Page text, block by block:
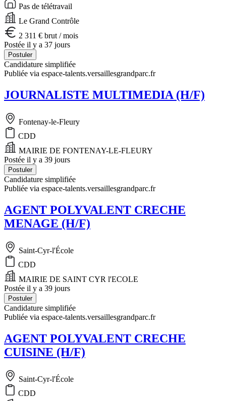
Pas de télétravail
Le Grand Contrôle
2 311 € brut / mois
Postée il y a 37 jours
Postuler
Candidature simplifiée
Publiée via espace-talents.versaillesgrandparc.fr
JOURNALISTE MULTIMEDIA (H/F)
Fontenay-le-Fleury
CDD
MAIRIE DE FONTENAY-LE-FLEURY
Postée il y a 39 jours
Postuler
Candidature simplifiée
Publiée via espace-talents.versaillesgrandparc.fr
AGENT POLYVALENT CRECHE
MENAGE (H/F)
Saint-Cyr-l'École
CDD
MAIRIE DE SAINT CYR l'ECOLE
Postée il y a 39 jours
Postuler
Candidature simplifiée
Publiée via espace-talents.versaillesgrandparc.fr
AGENT POLYVALENT CRECHE
CUISINE (H/F)
Saint-Cyr-l'École
CDD